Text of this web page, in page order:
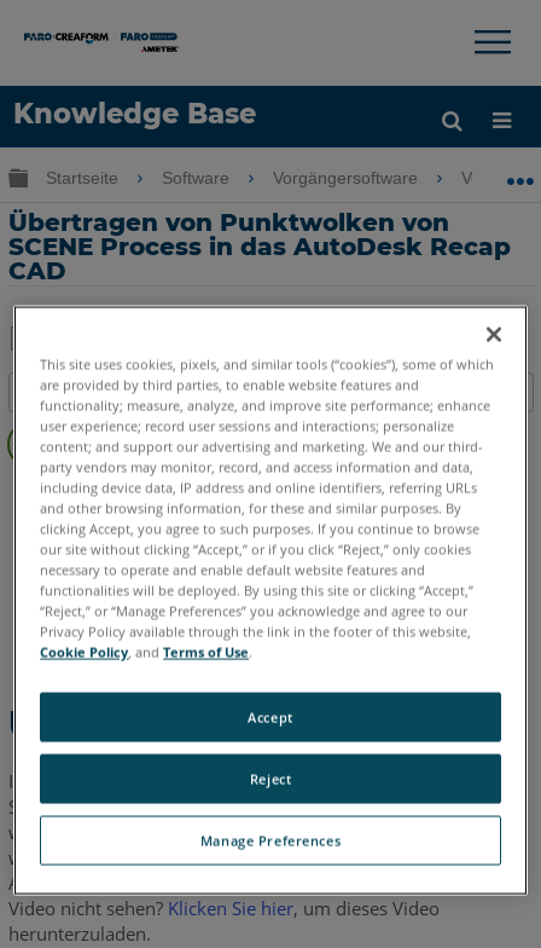
Knowledge Base
Sprache
×
Globale Hierarchie auf- und zuklappen
Startseite Software Vorgängersoftware
Übertragen von Punktwolken von
SCENE Process in das AutoDesk Recap
CAD
Als
PDF
speichern
Teilen
Inhaltsangabe
Übersicht
Video
SCENE Capture und Process
Chinesisch Deutsch Englisch Französisch
Italienisch
Japanisch Koreanisch Portugiesisch Spanisch
Übersicht
In diesem 5-minütigen Lernvideo wird gezeigt, wie FARO
SCENE Process zur Aufbereitung von Scandaten verwendet
werden kann, die mit dem FARO Scanner Freestyle erfasst
wurden, und wie diese Daten als Punktwolke exportiert und in
Autodesk Recap importiert werden können. Können Sie das
Video nicht sehen? Klicken Sie hier, um dieses Video
herunterzuladen.
This site uses cookies, pixels, and similar tools (“cookies”), some of which
are provided by third parties, to enable website features and
functionality; measure, analyze, and improve site performance; enhance
user experience; record user sessions and interactions; personalize
content; and support our advertising and marketing. We and our third-
party vendors may monitor, record, and access information and data,
including device data, IP address and online identifiers, referring URLs
and other browsing information, for these and similar purposes. By
clicking Accept, you agree to such purposes. If you continue to browse
our site without clicking “Accept,” or if you click “Reject,” only cookies
necessary to operate and enable default website features and
functionalities will be deployed. By using this site or clicking “Accept,”
“Reject,” or “Manage Preferences” you acknowledge and agree to our
Privacy Policy available through the link in the footer of this website,
Cookie Policy, andTerms of Use.
Manage Preferences
Reject
Accept